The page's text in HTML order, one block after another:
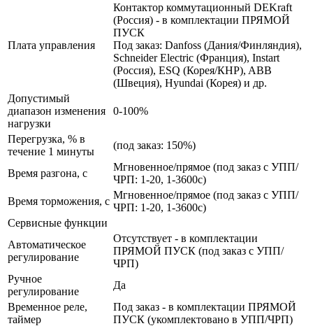
Плата управления
Контактор коммутационный DEKraft
(Россия) - в комплектации ПРЯМОЙ
ПУСК
Под заказ: Danfoss (Дания/Финляндия),
Schneider Electric (Франция), Instart
(Россия), ESQ (Корея/КНР), ABB
(Швеция), Hyundai (Корея) и др.
Допустимый
диапазон изменения
нагрузки
0-100%
Перегрузка, % в
течение 1 минуты
(под заказ: 150%)
Время разгона, с
Мгновенное/прямое (под заказ с УПП/
ЧРП: 1-20, 1-3600с)
Время торможения, с
Мгновенное/прямое (под заказ с УПП/
ЧРП: 1-20, 1-3600с)
Сервисные функции
Автоматическое
регулирование
Отсутствует - в комплектации
ПРЯМОЙ ПУСК (под заказ с УПП/
ЧРП)
Ручное
регулирование
Да
Временное реле,
таймер
Под заказ - в комплектации ПРЯМОЙ
ПУСК (укомплектовано в УПП/ЧРП)